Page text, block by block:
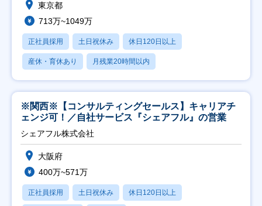
東京都
713万~1049万
正社員採用 土日祝休み 休日120日以上
産休・育休あり 月残業20時間以内
※関西※【コンサルティングセールス】キャリアチ
ェンジ可！／自社サービス『シェアフル』の営業
シェアフル株式会社
大阪府
400万~571万
正社員採用 土日祝休み 休日120日以上